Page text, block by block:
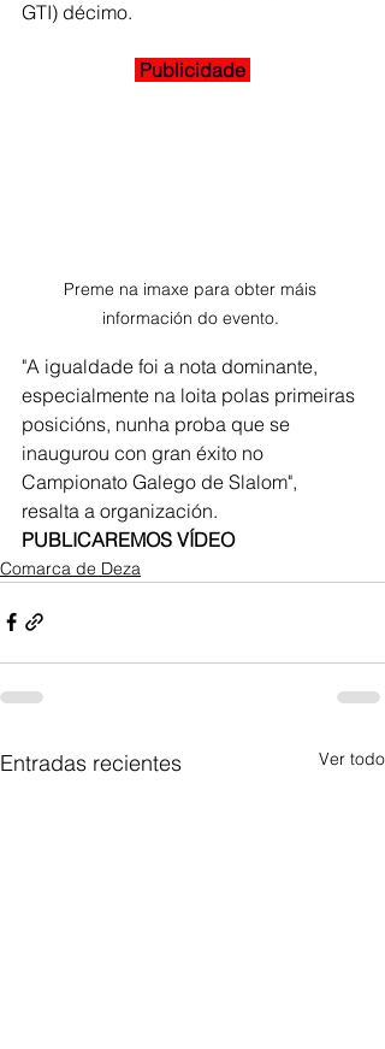
GTI) décimo.
Publicidade
Preme na imaxe para obter máis
información do evento.
"A igualdade foi a nota dominante,
especialmente na loita polas primeiras
posicións, nunha proba que se
inaugurou con gran éxito no
Campionato Galego de Slalom",
resalta a organización.
PUBLICAREMOS VÍDEO
Comarca de Deza
Entradas recientes Ver todo